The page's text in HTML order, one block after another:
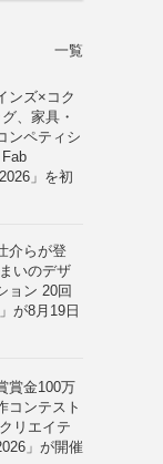
一覧
ンズ×コク
、家具・
ンペティシ
」を初
介らが登
いのデザ
ョン 20回
が8月19日
賞金100万
コンテスト
リエイテ
」が開催